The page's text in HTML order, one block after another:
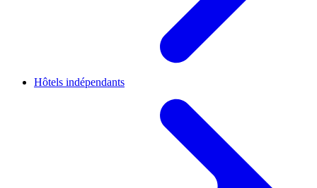
Hôtels indépendants